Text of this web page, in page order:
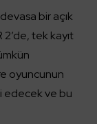
bir açık
tek kayıt
oyuncunun
edecek ve bu